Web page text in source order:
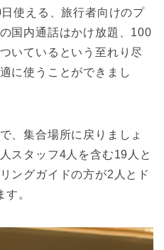
使える、旅行者向けのプ
国内通話はかけ放題、100
いているという至れり尽
に使うことができまし
、集合場所に戻りましょ
スタッフ4人を含む19人と
ングガイドの方が2人とド
。